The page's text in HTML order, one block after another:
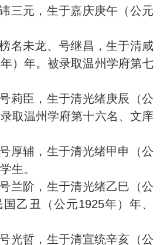
三元，生于嘉庆庚午（公元
名未龙、号继昌，生于清咸
）年。被录取温州学府第七
莉臣，生于清光绪庚辰（公
取温州学府第十六名、文庠
厚辅，生于清光绪甲申（公
生。
兰阶，生于清光绪乙巳（公
乙丑（公元1925年）年、
光哲，生于清宣统辛亥（公